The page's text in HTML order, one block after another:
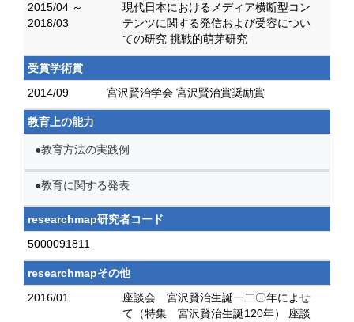
2015/04 ～
2018/03
現代日本におけるメディア横断型コン
テンツに関する発信および受容につい
ての研究 挑戦的萌芽研究
受賞学術賞
2014/09
宮沢賢治学会 宮沢賢治賞奨励賞
教育上の能力
●教育方法の実践例
●教育に関する発表
researchmap研究者コード
5000091811
researchmapその他
2016/01
座談会 宮沢賢治生誕一二〇年によせ
て（特集 宮沢賢治生誕120年） 座談